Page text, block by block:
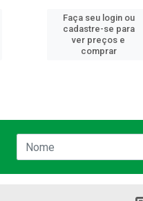
Faça seu login ou
cadastre-se para
ver preços e
comprar